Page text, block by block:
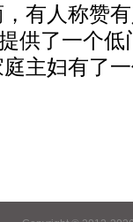
有人称赞
供了一个
主妇有了